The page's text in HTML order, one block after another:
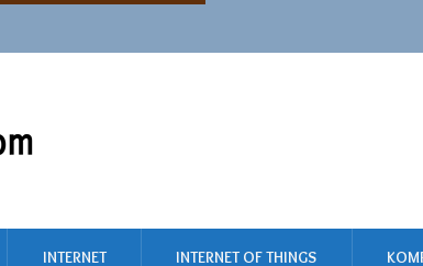
INTERNET INTERNET OF THINGS